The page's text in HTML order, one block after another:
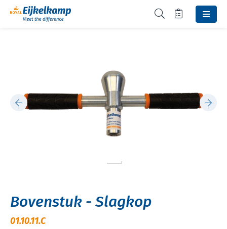
Bovenstuk - Slagkop
01.10.11.C